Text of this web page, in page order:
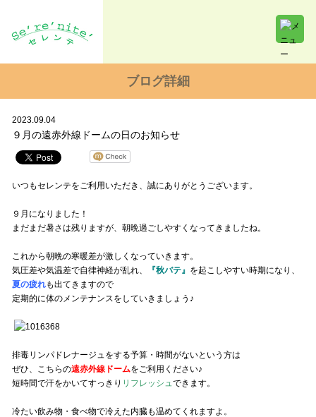
ブログ詳細
2023.09.04
９月の遠赤外線ドームの日のお知らせ
いつもセレンテをご利用いただき、誠にありがとうございます。
９月になりました！
まだまだ暑さは残りますが、朝晩過ごしやすくなってきましたね。
これから朝晩の寒暖差が激しくなっていきます。
気圧差や気温差で自律神経が乱れ、
『秋バテ』 を起こしやすい時期になり、
夏の疲れも出てきますので
定期的に体のメンテナンスをしていきましょう♪
排毒リンパドレナージュをする予算・時間がないという方は
ぜひ、こちらの遠赤外線ドームをご利用ください♪
短時間で汗をかいてすっきり リフレッシュできます。
冷たい飲み物・食べ物で冷えた内臓も温めてくれますよ。